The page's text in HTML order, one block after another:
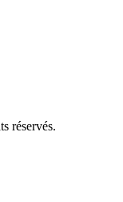
réservés.